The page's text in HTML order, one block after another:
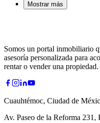
Mostrar más
Somos un portal inmobiliario
asesoría personalizada para
rentar o vender una propiedad.
Cuauhtémoc, Ciudad de
Av. Paseo de la Reforma 231,